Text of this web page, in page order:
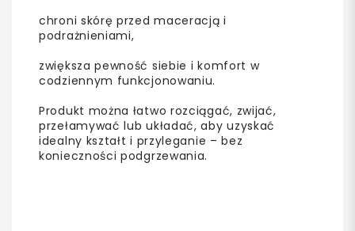
chroni skórę przed maceracją i
podrażnieniami,
zwiększa pewność siebie i komfort w
codziennym funkcjonowaniu.
Produkt można łatwo rozciągać, zwijać,
przełamywać lub układać, aby uzyskać
idealny kształt i przyleganie – bez
konieczności podgrzewania.